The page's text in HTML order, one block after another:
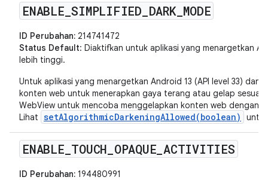
ENABLE _SIMPLIFIED DARK MODE
ID Perubahan: 214741472
Status Default: Diaktifkan untuk aplikasi yang menargetkan
lebih tinggi.
Untuk aplikasi yang menargetkan Android 13 (API level 33) dan
konten web untuk menerapkan gaya terang atau gelap sesuai
WebView untuk mencoba menggelapkan konten web dengan
Lihat setAlgorithmicDarkeningAllowed(boolean)
ENABLE TOUCH OPAQUE ACTIVITIES
ID Perubahan: 194480991